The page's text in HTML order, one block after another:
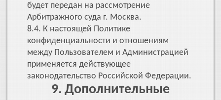
будет передан на рассмотрение
Арбитражного суда г. Москва.
8.4. К настоящей Политике
конфиденциальности и отношениям
между Пользователем и Администрацией
применяется действующее
законодательство Российской Федерации.
9. Дополнительные